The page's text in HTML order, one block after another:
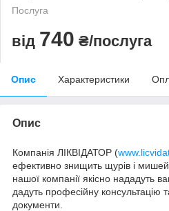
Послуга
від 740 ₴/послуга
Опис Характеристики
Опис
Компанія ЛІКВІДАТОР (
ефективно знищить щурів і мишей.
нашої компанії якісно нададуть
дадуть професійну консультацію
документи.